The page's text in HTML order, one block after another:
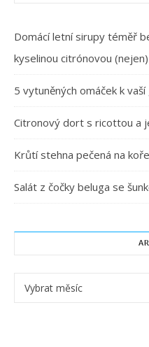
Domácí letní sirupy téměř
kyselinou citrónovou
5 vytuněných omáček k
Citronový dort s ricottou a
Krůtí stehna pečená na
Salát z čočky beluga se
Archivy